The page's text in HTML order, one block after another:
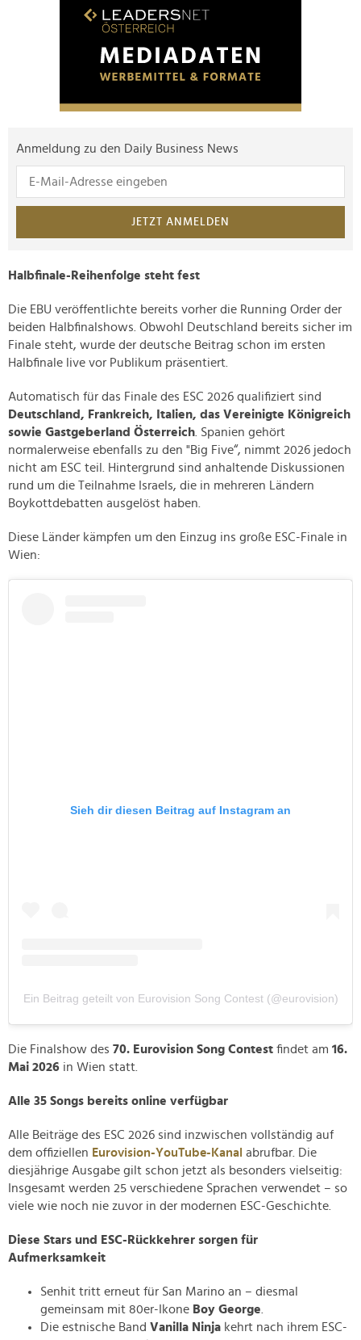
Anmeldung zu den Daily Business News
JETZT ANMELDEN
Halbfinale-Reihenfolge steht fest
Die EBU veröffentlichte bereits vorher die Running Order der
beiden Halbfinalshows. Obwohl Deutschland bereits sicher im
Finale steht, wurde der deutsche Beitrag schon im ersten
Halbfinale live vor Publikum präsentiert.
Automatisch für das Finale des ESC 2026 qualifiziert sind
Deutschland, Frankreich, Italien, das Vereinigte Königreich
sowie Gastgeberland Österreich . Spanien gehört
normalerweise ebenfalls zu den "Big Five“, nimmt 2026 jedoch
nicht am ESC teil. Hintergrund sind anhaltende Diskussionen
rund um die Teilnahme Israels, die in mehreren Ländern
Boykottdebatten ausgelöst haben.
Diese Länder kämpfen um den Einzug ins große ESC-Finale in
Wien:
Sieh dir diesen Beitrag auf Instagram an
Ein Beitrag geteilt von Eurovision Song Contest (@eurovision)
Die Finalshow des 70. Eurovision Song Contest findet am 16.
Mai 2026 in Wien statt.
Alle 35 Songs bereits online verfügbar
Alle Beiträge des ESC 2026 sind inzwischen vollständig auf
dem offiziellen Eurovision-YouTube-Kanal abrufbar. Die
diesjährige Ausgabe gilt schon jetzt als besonders vielseitig:
Insgesamt werden 25 verschiedene Sprachen verwendet – so
viele wie noch nie zuvor in der modernen ESC-Geschichte.
Diese Stars und ESC-Rückkehrer sorgen für
Aufmerksamkeit
Senhit tritt erneut für San Marino an – diesmal
gemeinsam mit 80er-Ikone Boy George
Die estnische Band Vanilla Ninja kehrt nach ihrem ESC-